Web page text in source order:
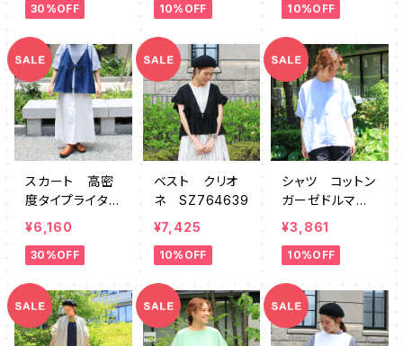
30%OFF 10%OFF 10%OFF
スカート 高密
度タイプライタ
ーベイカー SZ
764306
¥6,160
30%OFF
ベスト クリオ
ネ SZ764639
¥7,425
10%OFF
シャツ コットン
ガーゼドルマン
ワイド AUMK0
016
¥3,861
10%OFF